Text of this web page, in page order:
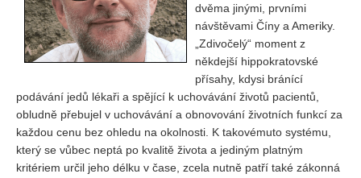
Vydání 1-2018
Vydání 4-2017
Vydání 3-2017
Vydání 2-2017
Vydání 1-2017
Vydání 4-2016
Archiv
dvěma jinými, prvními
návštěvami Číny a Ameriky.
„Zdivočelý“ moment z
někdejší hippokratovské
přísahy, kdysi bránící
podávání jedů lékaři a spějící k uchovávání životů pacientů,
obludně přebujel v uchovávání a obnovování životních funkcí za
každou cenu bez ohledu na okolnosti. K takovémuto systému,
který se vůbec neptá po kvalitě života a jediným platným
kritériem určil jeho délku v čase, zcela nutně patří také zákonná